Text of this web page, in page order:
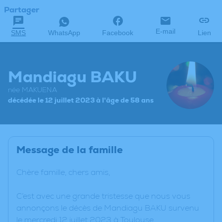
Partager
SMS WhatsApp Facebook E-mail Lien
Mandiagu BAKU
née MAKUENA
décédée le 12 juillet 2023 à l'âge de 58 ans
Message de la famille
Chère famille, chers amis,
C’est avec une grande tristesse que nous vous
annonçons le décès de Mandiagu BAKU survenu
le mercredi 12 juillet 2023 à Toulouse.